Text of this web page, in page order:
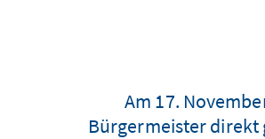
Am 17.
Bürgermeister direkt